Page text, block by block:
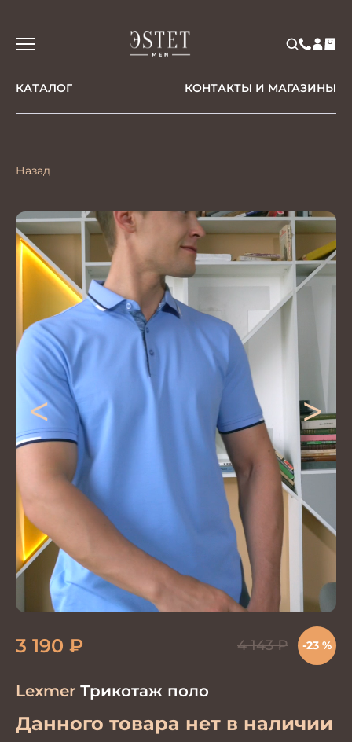
КАТАЛОГ КОНТАКТЫ И МАГАЗИНЫ
Назад
< >
Lexmer Трикотаж поло
Данного товара нет в наличии
3 190 ₽ 4 143₽ -23 %